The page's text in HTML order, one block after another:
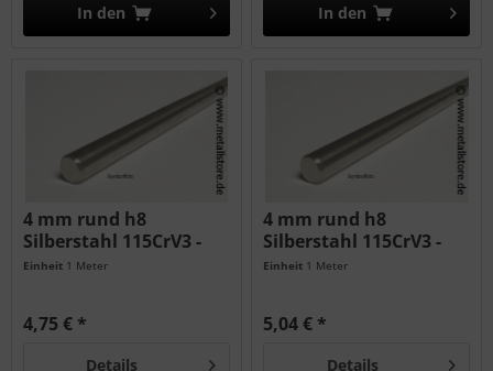
In den In den
4 mm rund h8
Silberstahl 115CrV3 -
geschliffen
Einheit 1 Meter
4,75 € *
Details
4 mm rund h8
Silberstahl 115CrV3 -
geschliffen...
Einheit 1 Meter
5,04 € *
Details